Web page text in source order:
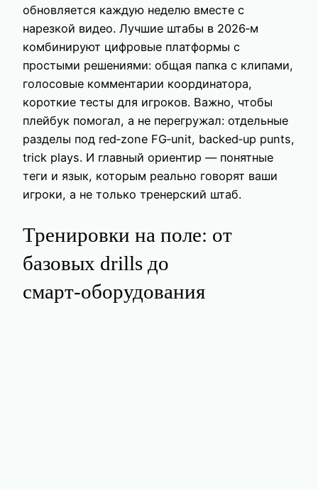
обновляется каждую неделю вместе с
нарезкой видео. Лучшие штабы в 2026‑м
комбинируют цифровые платформы с
простыми решениями: общая папка с клипами,
голосовые комментарии координатора,
короткие тесты для игроков. Важно, чтобы
плейбук помогал, а не перегружал: отдельные
разделы под red‑zone FG‑unit, backed‑up punts,
trick plays. И главный ориентир — понятные
теги и язык, которым реально говорят ваши
игроки, а не только тренерский штаб.
Тренировки на поле: от
базовых drills до
смарт‑оборудования